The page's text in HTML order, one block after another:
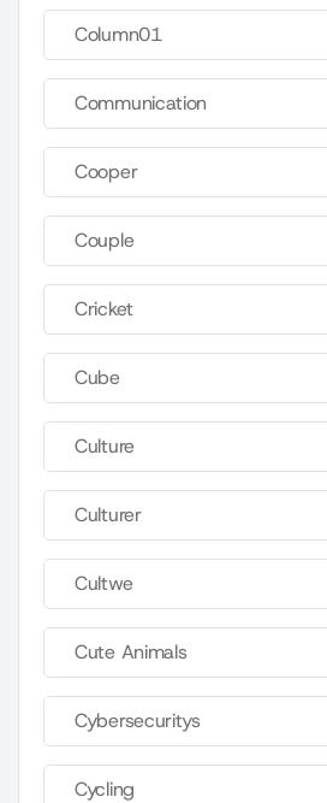
Column01
Communication
Cooper
Couple
Cricket
Cube
Culture
Culturer
Cultwe
Cute Animals
Cybersecuritys
Cycling